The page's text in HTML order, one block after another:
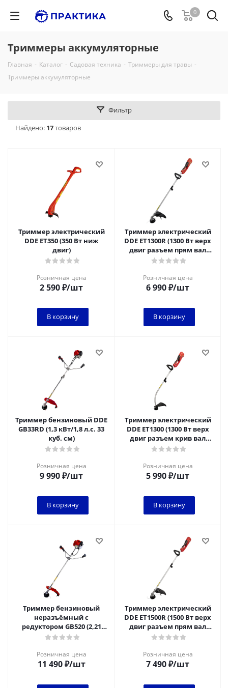
0
Триммеры аккумуляторные
Главная - Каталог - Садовая техника - Триммеры для травы -
Триммеры аккумуляторные
Фильтр
Найдено: 17товаров
Триммер электрический
DDE ET350 (350 Вт ниж
двиг)
Розничная цена
2 590₽/шт
В корзину
Триммер электрический
DDE ET1300R (1300 Вт верх
двиг разъем прям вал
ремень +диск)
Розничная цена
6 990₽/шт
В корзину
Триммер бензиновый DDE
GB33RD (1,3 кВт/1,8 л.с. 33
куб. см)
Розничная цена
9 990₽/шт
В корзину
Триммер электрический
DDE ET1300 (1300 Вт верх
двиг разъем крив вал
ремень)
Розничная цена
5 990₽/шт
В корзину
Триммер бензиновый
неразъёмный с
редуктором GB520 (2,21
кВт/3 л.c. 52 куб. см
Розничная цена
11 490₽/шт
Триммер электрический
DDE ET1500R (1500 Вт верх
двиг разъем прям вал
ремень +диск)
Розничная цена
7 490₽/шт